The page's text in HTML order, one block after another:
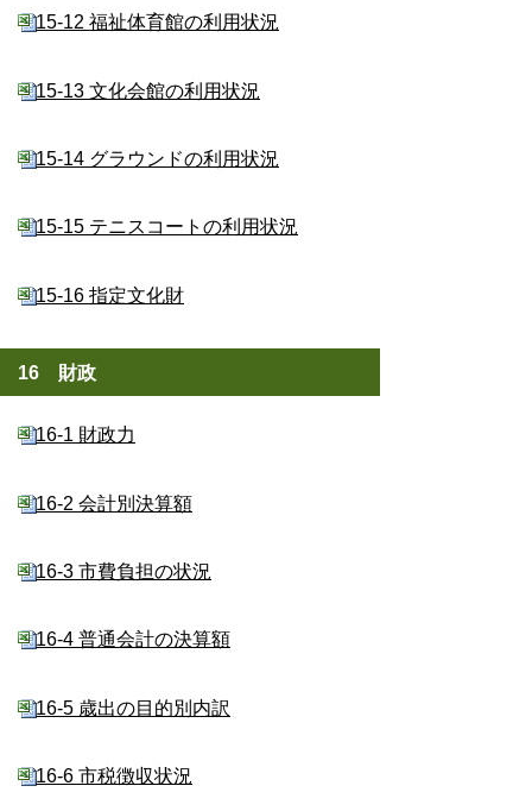
15-12 福祉体育館の利用状況
15-13 文化会館の利用状況
15-14 グラウンドの利用状況
15-15 テニスコートの利用状況
15-16 指定文化財
16 財政
16-1 財政力
16-2 会計別決算額
16-3 市費負担の状況
16-4 普通会計の決算額
16-5 歳出の目的別内訳
16-6 市税徴収状況